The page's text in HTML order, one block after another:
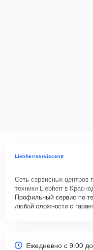
Liebherrserviscentr
Сеть сервисных центров
техники Liebherr в
Профильный сервис по
любой сложности с
Ежедневно с 9:00